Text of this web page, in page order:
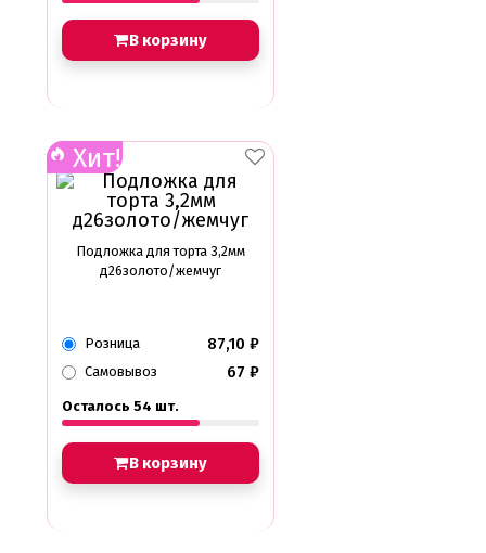
В корзину
Хит!
Подложка для торта 3,2мм
д26золото/жемчуг
Розница 87,10 ₽
Самовывоз 67 ₽
Осталось 54 шт.
В корзину